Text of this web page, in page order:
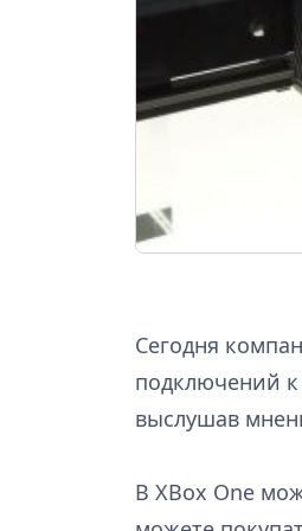
Сегодня
подключений
выслушав
В XBox One